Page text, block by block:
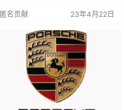
[纯电EV] 唐 [混动DM EV] （2021
EV] （20…
匿名贡献 23年4月22日